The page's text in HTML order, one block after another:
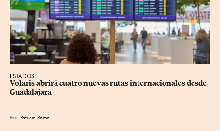
ESTADOS
Volaris abrirá cuatro nuevas rutas internacionales desde
Guadalajara
Por Patricia Romo